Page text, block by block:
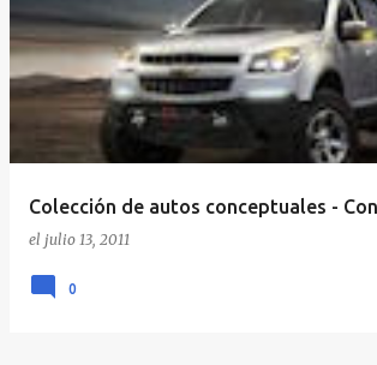
Colección de autos conceptuales -
el julio 13, 2011
0